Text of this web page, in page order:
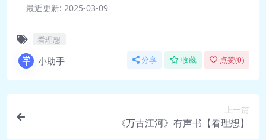
🎵 11. 只有人可以摆脱因果链条
吗？.pdf
最近更新: 2025-03-09
看理想
小助手 分享 收藏 点赞(0)
上一篇
《万古江河》有声书【看理想】